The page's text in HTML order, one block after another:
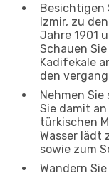
Besichtigen
Izmir, zu
Jahre 1901
Schauen
Kadifekale
den
Nehmen
Sie damit
türkischen
Wasser lädt
sowie zum
Wandern